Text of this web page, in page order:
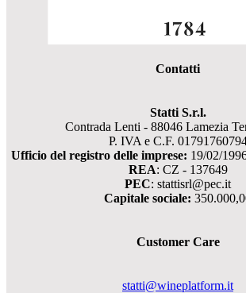
Contatti
Statti S.r.l.
Contrada Lenti - 88046 Lamezia
P. IVA e C.F.
Ufficio del registro delle imprese: 19/02/
REA: CZ - 137649
PEC: stattisrl@pec.it
Capitale sociale:
Customer Care
statti@wineplatform.it